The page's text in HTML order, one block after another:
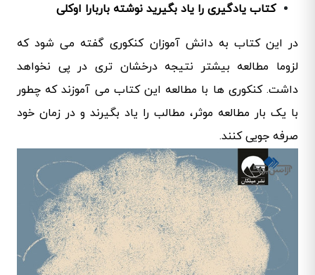
کتاب یادگیری را یاد بگیرید نوشته باربارا اوکلی
در این کتاب به دانش آموزان کنکوری گفته می شود که
لزوما مطالعه بیشتر نتیجه درخشان تری در پی نخواهد
داشت. کنکوری ها با مطالعه این کتاب می آموزند که چطور
با یک بار مطالعه موثر، مطالب را یاد بگیرند و در زمان خود
صرفه جویی کنند.